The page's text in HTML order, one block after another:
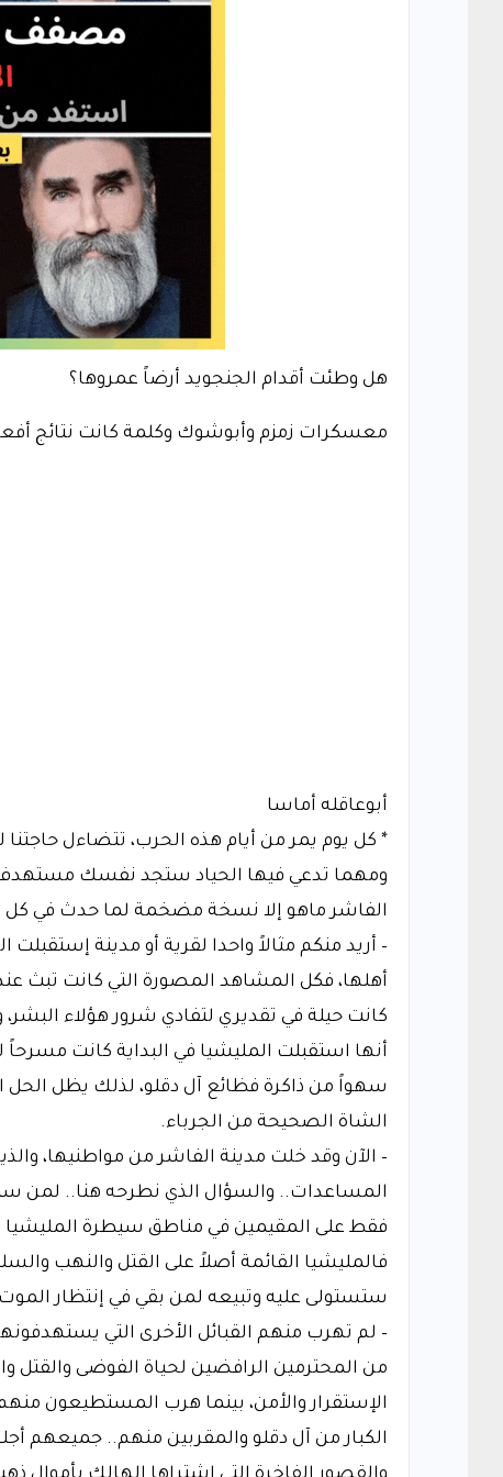
هل وطئت أقدام الجنجويد أرضاً عمروها؟
معسكرات زمزم وأبوشوك وكلمة كانت نتائج
أبوعاقله أماسا
* كل يوم يمر من أيام هذه الحرب، تتضاءل
ومهما تدعي فيها الحياد ستجد نفسك
الفاشر ماهو إلا نسخة مضخمة لما حدث في كل
– أريد منكم مثالاً واحدا لقرية أو مدينة
أهلها، فكل المشاهد المصورة التي كانت تبث عند
كانت حيلة في تقديري لتفادي شرور هؤلاء
أنها استقبلت المليشيا في البداية كانت
سهواً من ذاكرة فظائع آل دقلو، لذلك يظل الحل
الشاة الصحيحة من الجرباء.
– الآن وقد خلت مدينة الفاشر من مواطنيها،
المساعدات.. والسؤال الذي نطرحه هنا.. لمن
فقط على المقيمين في مناطق سيطرة المليشيا
فالمليشيا القائمة أصلاً على القتل والنهب
ستستولى عليه وتبيعه لمن بقي في إنتظار
– لم تهرب منهم القبائل الأخرى التي
من المحترمين الرافضين لحياة الفوضى
الإستقرار والأمن، بينما هرب المستطيعون
الكبار من آل دقلو والمقربين منهم.. جميعهم